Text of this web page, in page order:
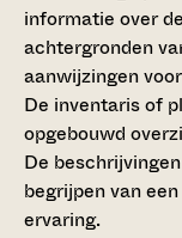
informatie over
achtergronden
aanwijzingen
De inventaris of
opgebouwd
De
begrijpen van
ervaring.